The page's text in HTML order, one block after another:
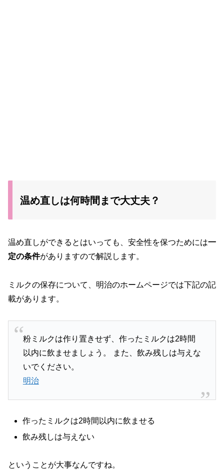
温め直しは何時間まで大丈夫？
温め直しができるとはいっても、安全性を保つためには一
定の条件がありますので解説します。
ミルクの保存について、明治のホームページでは下記の記
載があります。
粉ミルクは作り置きせず、作ったミルクは2時間
以内に飲ませましょう。 また、飲み残しは与えな
いでください。
明治
作ったミルクは2時間以内に飲ませる
飲み残しは与えない
ということが大事なんですね。